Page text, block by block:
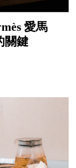
愛馬
關鍵